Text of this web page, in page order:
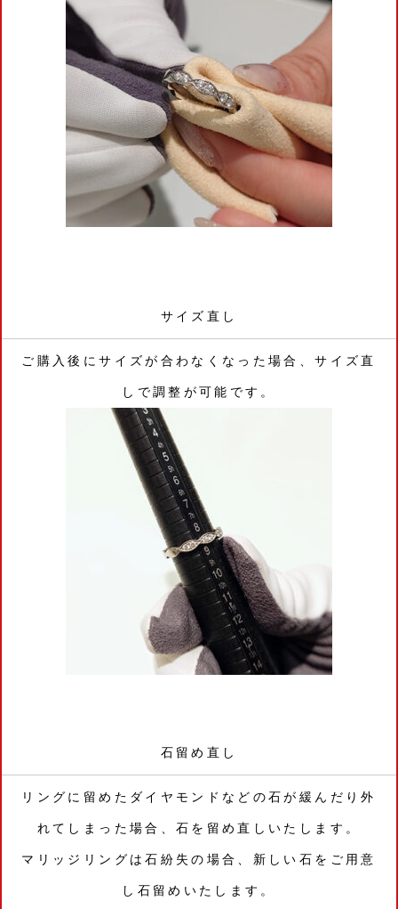
サイズ直し
ご購入後にサイズが合わなくなった場合、サイズ直
しで調整が可能です。
石留め直し
リングに留めたダイヤモンドなどの石が緩んだり外
れてしまった場合、石を留め直しいたします。
マリッジリングは石紛失の場合、新しい石をご用意
し石留めいたします。